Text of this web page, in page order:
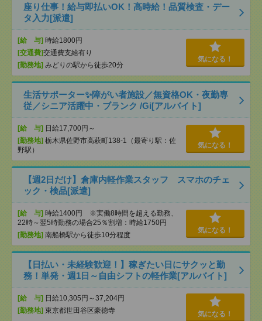
座り仕事！給与即払いOK！高時給！品質検査・デー
タ入力[派遣]
[給 与] 時給1800円
[交通費]交通費支給有り
[勤務地] みどりの駅から徒歩20分
気になる！
生活サポーター✨障がい者施設／無資格OK・夜勤専
従／シニア活躍中・ブランク /Gi[アルバイト]
[給 与] 日給17,700円～
[勤務地] 栃木県佐野市高萩町138-1（最寄り駅：佐
野駅）
気になる！
【週2日だけ】倉庫内軽作業スタッフ スマホのチェ
ック・検品[派遣]
[給 与] 時給1400円 ※実働8時間を超える勤務、
22時～翌5時勤務の場合25％割増：時給1750円
[勤務地] 南船橋駅から徒歩10分程度
気になる！
【日払い・未経験歓迎！】稼ぎたい日にサクッと勤
務！単発・週1日～自由シフトの軽作業[アルバイト]
[給 与] 日給10,305円～37,204円
[勤務地] 東京都世田谷区豪徳寺 気になる！